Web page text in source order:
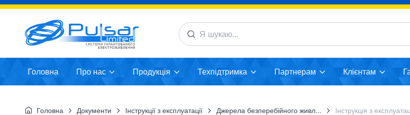
Головна Про нас Продукція Техпідтримка Партнерам Клієнтам
Головна Документи Інструкції з експлуатації Джерела безперебійного живлення Інструкція з експлуатації ДБЖ UPS 6-10kVA_11 True